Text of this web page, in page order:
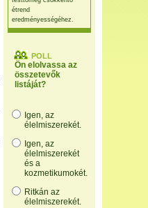
étrend
eredményességéhez.
POLL
Ön elolvassa az
összetevők
listáját?
Igen, az
élelmiszerekét.
Igen, az
élelmiszerekét
és a
kozmetikumokét.
Ritkán az
élelmiszerekét.